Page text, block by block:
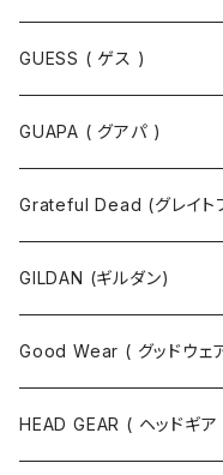
Tシャツ
半袖Tシャツ
長袖Tシャツ
ポロシャツ
シャツ
スウェット
パーカ
ジャケット
GUESS ( ゲス )
ジャケット
GUAPA ( グアパ )
Grateful Dead (グレイトフ
GILDAN (ギルダン)
ソックス
Good Wear ( グッドウェ
HEAD GEAR ( ヘッドギア